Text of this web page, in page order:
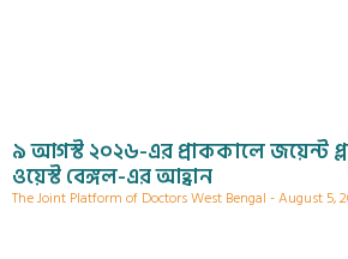
৯ আগস্ট ২০২৬-এর প্রাককালে জয়েন্ট
ওয়েস্ট বেঙ্গল-এর আহ্বান
The Joint Platform of Doctors West Bengal August 5,